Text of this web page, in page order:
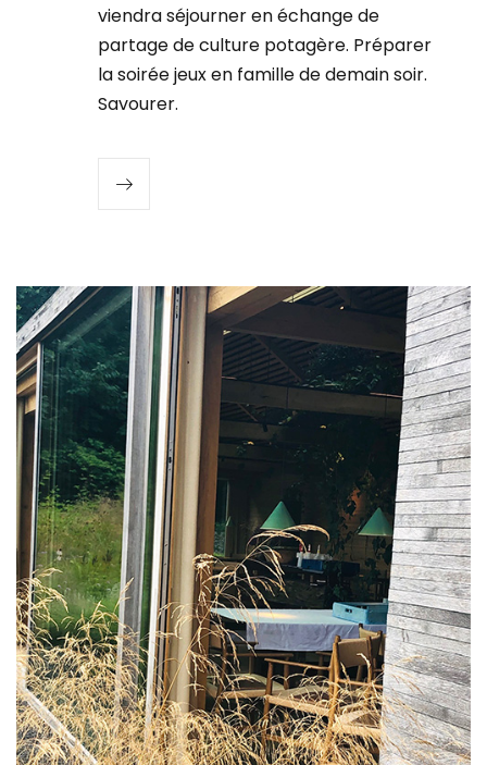
viendra séjourner en échange de
partage de culture potagère. Préparer
la soirée jeux en famille de demain soir.
Savourer.